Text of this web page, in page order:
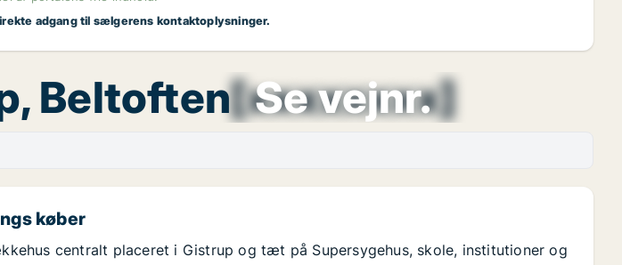
adgang til sælgerens kontaktoplysninger.
Beltoften Se vejnr.
[xxxxxxxx]
køber
centralt placeret i Gistrup og tæt på Supersygehus, skole, institutioner og